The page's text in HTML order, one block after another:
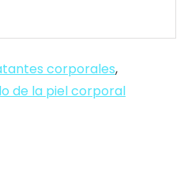
corporales,
de la piel corporal